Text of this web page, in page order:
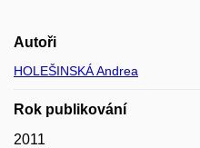
Autoři
HOLEŠINSKÁ Andrea
Rok publikování
2011